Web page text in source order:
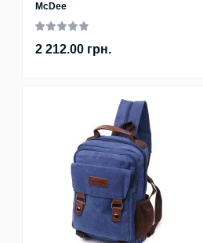
McDee
2 212.00 грн.